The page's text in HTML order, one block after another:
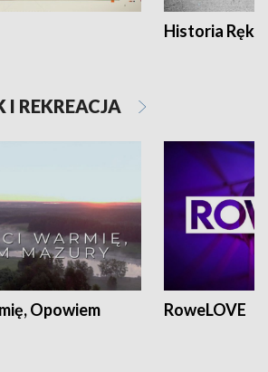
Historia Ręką
REKREACJA
Opowiem
RoweLOVE